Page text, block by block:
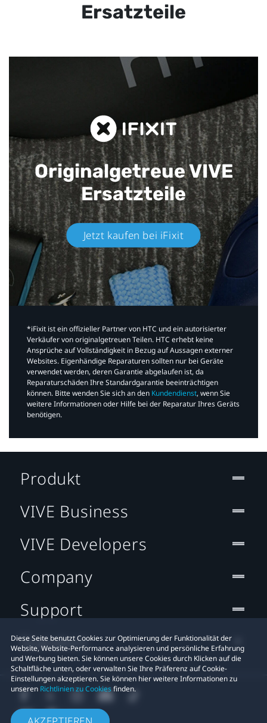
Ersatzteile
Originalgetreue VIVE
Ersatzteile
Jetzt kaufen bei iFixit​
*iFixit ist ein offizieller Partner von HTC und ein autorisierter
Verkäufer von originalgetreuen Teilen. HTC erhebt keine
Ansprüche auf Vollständigkeit in Bezug auf Aussagen externer
Websites. Eigenhändige Reparaturen sollten nur bei Geräte
verwendet werden, deren Garantie abgelaufen ist, da
Reparaturschäden Ihre Standardgarantie beeinträchtigen
können. Bitte wenden Sie sich an den Kundendienst, wenn Sie
weitere Informationen oder Hilfe bei der Reparatur Ihres Geräts
benötigen.​
Diese Seite benutzt Cookies zur Optimierung der Funktionalität der
Website, Website-Performance analysieren und persönliche Erfahrung
und Werbung bieten. Sie können unsere Cookies durch Klicken auf die
Schaltfläche unten, oder verwalten Sie Ihre Präferenz auf Cookie-
Einstellungen akzeptieren. Sie können hier weitere Informationen zu
unseren Richtlinien zu Cookiesfinden.
Produkt
VIVE Business
VIVE Developers
Company
Support
Standort